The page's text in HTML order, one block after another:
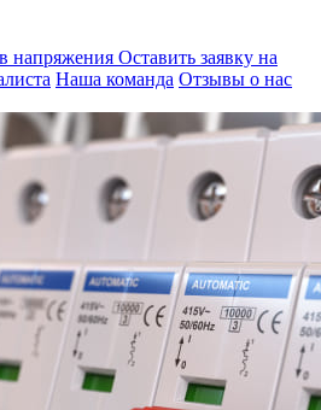
напряжения Оставить заявку на
Наша команда Отзывы о нас